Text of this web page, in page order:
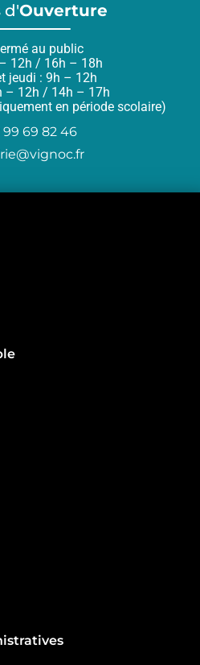
d'Ouverture
au public
12h / 16h – 18h
jeudi : 9h – 12h
– 12h / 14h – 17h
en période scolaire)
99 69 82 46